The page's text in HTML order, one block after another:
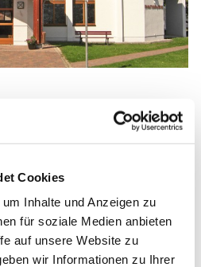
Cookies
Inhalte und Anzeigen zu
für soziale Medien anbieten
auf unsere Website zu
wir Informationen zu Ihrer
2027, 10:30
Rotheweg 63,